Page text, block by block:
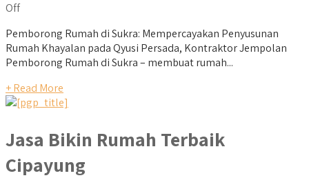
Off
Pemborong Rumah di Sukra: Mempercayakan Penyusunan
Rumah Khayalan pada Qyusi Persada, Kontraktor Jempolan
Pemborong Rumah di Sukra – membuat rumah...
+ Read More
Jasa Bikin Rumah Terbaik
Cipayung